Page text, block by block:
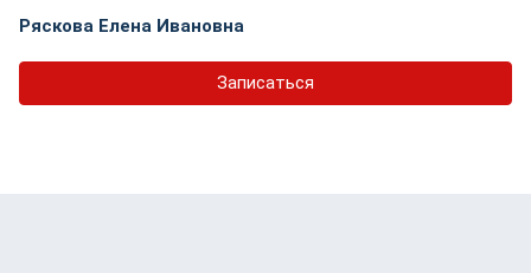
Ряскова Елена Ивановна
Записаться